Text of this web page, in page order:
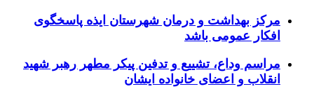
مرکز بهداشت و درمان شهرستان ایذه پاسخگوی
افکار عمومی باشد
مراسم وداع، تشییع و تدفین پیکر مطهر رهبر شهید
انقلاب و اعضای خانواده ایشان